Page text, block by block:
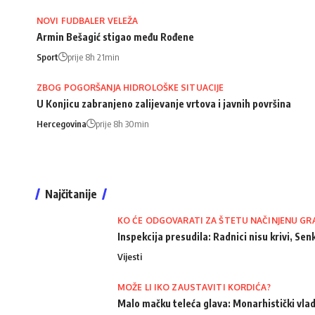
NOVI FUDBALER VELEŽA
Armin Bešagić stigao među Rođene
Sport prije 8h 21min
ZBOG POGORŠANJA HIDROLOŠKE SITUACIJE
U Konjicu zabranjeno zalijevanje vrtova i javnih površina
Hercegovina prije 8h 30min
Najčitanije
KO ĆE ODGOVARATI ZA ŠTETU NAČINJENU
Inspekcija presudila: Radnici nisu krivi,
Vijesti
MOŽE LI IKO ZAUSTAVITI KORDIĆA?
Malo mačku teleća glava: Monarhistički